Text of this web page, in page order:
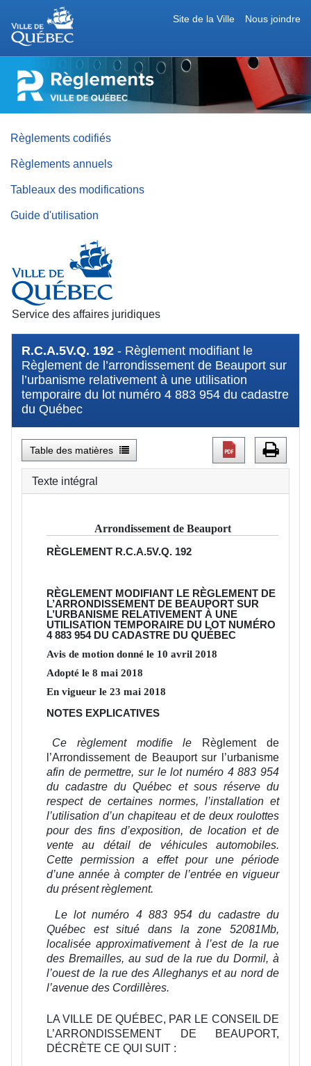
Nous joindre
Site de la Ville
RÈGLEMENTS
DE
QUÉBEC
Règlements codifiés
Règlements annuels
Tableaux des modifications
Guide d'utilisation
Service des affaires juridiques
R.C.A.5V.Q. 192 - Règlement modifiant le
Règlement de l’arrondissement de Beauport sur
l’urbanisme relativement à une utilisation
temporaire du lot numéro 4 883 954 du cadastre
du Québec
Table des matières
Texte intégral
Arrondissement de Beauport
RÈGLEMENT R.C.A.5V.Q. 192
RÈGLEMENT MODIFIANT LE RÈGLEMENT DE
L’ARRONDISSEMENT DE BEAUPORT SUR
L’URBANISME RELATIVEMENT À UNE
UTILISATION TEMPORAIRE DU LOT NUMÉRO
4 883 954 DU CADASTRE DU QUÉBEC
Avis de motion donné le 10avril2018
Adopté le8mai2018
En vigueur le23mai2018
NOTES EXPLICATIVES
Ce règlement modifie le
Règlement de
l’Arrondissement de Beauport sur l’urbanisme
afin de permettre, sur le lot numéro 4 883 954
du cadastre du Québec et sous réserve du
respect de certaines normes, l’installation et
l’utilisation d’un chapiteau et de deux roulottes
pour des fins d’exposition, de location et de
vente au détail de véhicules automobiles.
Cette permission a effet pour une période
d’une année à compter de l’entrée en vigueur
du présent règlement.
Le lot numéro 4 883 954 du cadastre du
Québec est situé dans la zone 52081Mb,
localisée approximativement à l’est de la rue
des Bremailles, au sud de la rue du Dormil, à
l’ouest de la rue des Alleghanys et au nord de
l’avenue des Cordillères.
LA VILLE DE QUÉBEC, PAR LE CONSEIL DE
L’ARRONDISSEMENT DE BEAUPORT,
DÉCRÈTE CE QUI SUIT :